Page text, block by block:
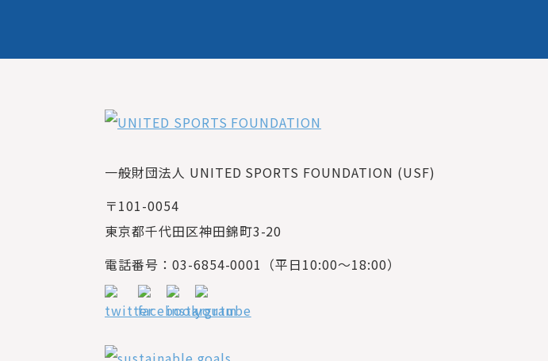
一般財団法人 UNITED SPORTS FOUNDATION (USF)
〒101-0054
東京都千代田区神田錦町3-20
電話番号：03-6854-0001（平日10:00～18:00）